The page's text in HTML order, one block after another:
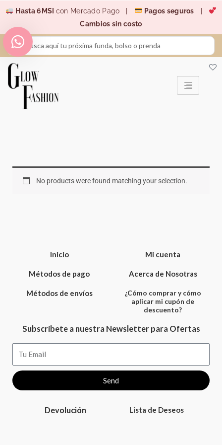
contenido
Hasta 6MSI con Mercado Pago | Pagos seguros
Cambios sin costo
Search
...
No products were found matching your selection.
Inicio
Métodos de pago
Métodos de envíos
Mi cuenta
Acerca de Nosotras
¿Cómo comprar y cómo
aplicar mi cupón de
descuento?
Subscríbete a nuestra Newsletter para Ofertas
Send
Devolución Lista de Deseos